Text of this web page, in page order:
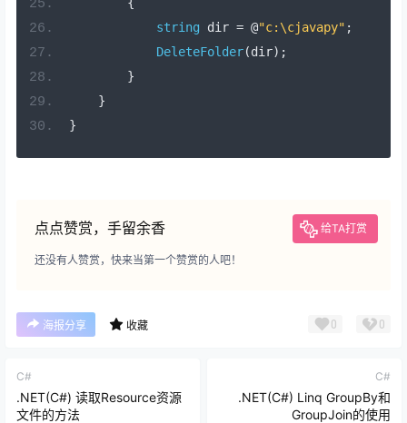
string dir = @"c:\cjavapy" ;
DeleteFolder(dir);
}
}
}
点点赞赏，手留余香 给TA打赏
还没有人赞赏，快来当第一个赞赏的人吧！
海报分享 收藏 0 0
C#
.NET(C#) 读取Resource资源
文件的方法
C#
.NET(C#) Linq GroupBy和
GroupJoin的使用